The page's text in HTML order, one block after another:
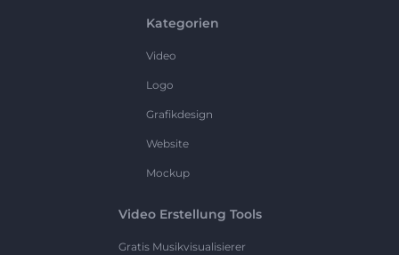
Kategorien
Video
Logo
Grafikdesign
Website
Mockup
Video Erstellung Tools
Gratis Musikvisualisierer